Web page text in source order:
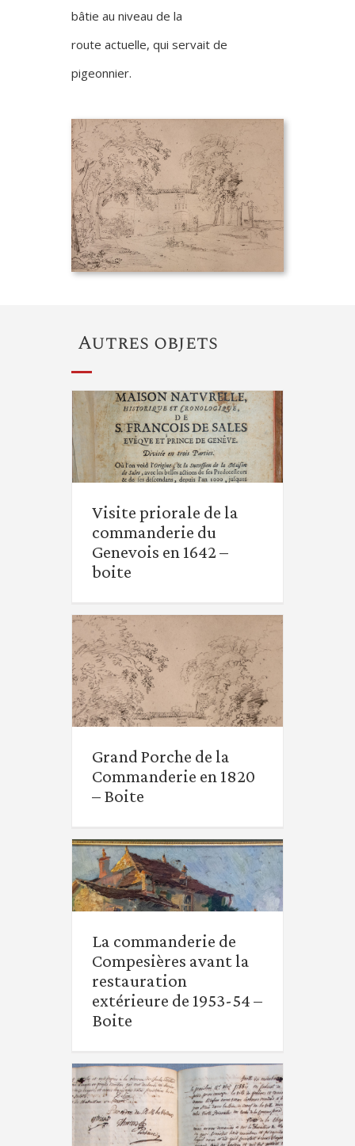
bâtie au niveau de la
route actuelle, qui servait de
pigeonnier.
Autres objets
commanderie du
Genevois en 1642 – boite
Visite priorale de la
commanderie du
Genevois en 1642 –
boite
Grand Porche de la
Boite
Grand Porche de la
Commanderie en 1820
– Boite
Compesières avant la
restauration extérieure
de 1953-54 – Boite
La commanderie de
Compesières avant la
restauration
extérieure de 1953-54 –
Boite